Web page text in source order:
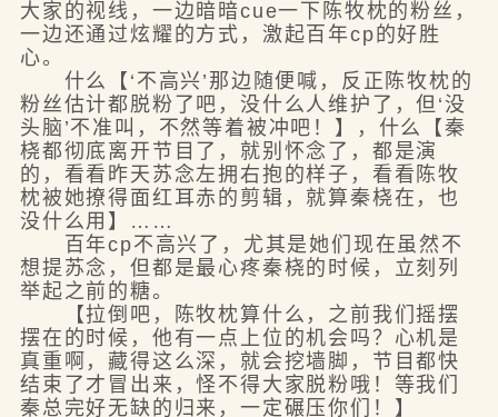
大家的视线，一边暗暗cue一下陈牧枕的粉丝，
一边还通过炫耀的方式，激起百年cp的好胜
心。
什么【‘不高兴’那边随便喊，反正陈牧枕的
粉丝估计都脱粉了吧，没什么人维护了，但‘没
头脑’不准叫，不然等着被冲吧！】，什么【秦
桡都彻底离开节目了，就别怀念了，都是演
的，看看昨天苏念左拥右抱的样子，看看陈牧
枕被她撩得面红耳赤的剪辑，就算秦桡在，也
没什么用】……
百年cp不高兴了，尤其是她们现在虽然不
想提苏念，但都是最心疼秦桡的时候，立刻列
举起之前的糖。
【拉倒吧，陈牧枕算什么，之前我们摇摆
摆在的时候，他有一点上位的机会吗？心机是
真重啊，藏得这么深，就会挖墙脚，节目都快
结束了才冒出来，怪不得大家脱粉哦！等我们
秦总完好无缺的归来，一定碾压你们！】